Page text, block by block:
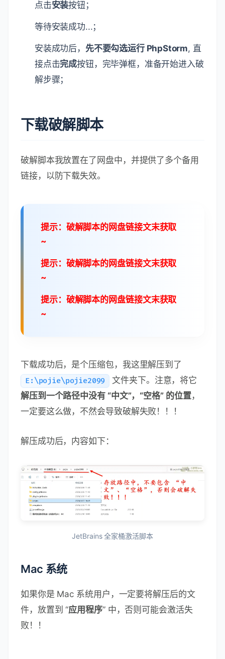
点击安装按钮；
等待安装成功...；
安装成功后， 先不要勾选运行 PhpStorm, 直
接点击完成按钮，完毕弹框，准备开始进入破
解步骤；
下载破解脚本
破解脚本我放置在了网盘中，并提供了多个备用
链接，以防下载失效。
提示：破解脚本的网盘链接文末获取
~
提示：破解脚本的网盘链接文末获取
~
提示：破解脚本的网盘链接文末获取
~
下载成功后，是个压缩包，我这里解压到了
E:\pojie\pojie2099
文件夹下。注意，将它
解压到一个路径中没有 “中文”，“空格” 的位置，
一定要这么做，不然会导致破解失败！！！
解压成功后，内容如下：
JetBrains 全家桶激活脚本
Mac 系统
如果你是 Mac 系统用户，一定要将解压后的文
件，放置到 “应用程序” 中，否则可能会激活失
败！！